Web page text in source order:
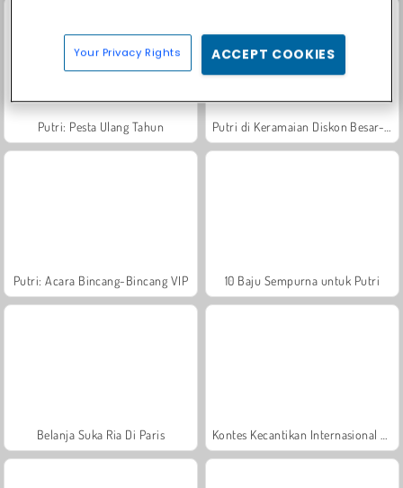
Putri: Pesta Ulang Tahun
Putri: Acara Bincang-Bincang VIP 10 Baju Sempurna untuk Putri
Belanja Suka Ria Di Paris
Your Privacy Rights ACCEPT COOKIES